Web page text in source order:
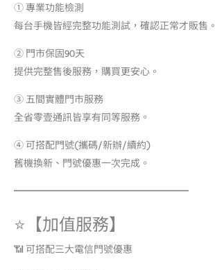
① 專業功能檢測
每台手機皆經完整功能測試，確認正常才販售。
② 門市保固90天
提供完整售後服務，購買更安心。
③ 五間實體門市服務
全省零壹通訊皆享有同等服務。
④ 可搭配門號(攜碼/新辦/續約)
舊機換新、門號優惠一次完成。
━━━━━━━━━━━━━━━━━━
⭐【加值服務】
📶 可搭配三大電信門號優惠